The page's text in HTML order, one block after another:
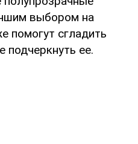
выбором на
помогут сгладить
подчеркнуть ее.